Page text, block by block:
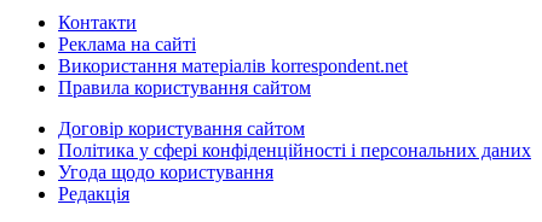
Контакти
Реклама на сайті
Використання матеріалів korrespondent.net
Правила користування сайтом
Договір користування сайтом
Політика у сфері конфіденційності і персональних даних
Угода щодо користування
Редакція